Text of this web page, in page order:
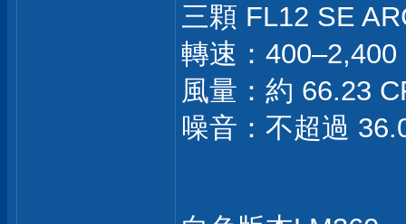
三顆 FL12 SE
轉速：400–2,400
風量：約 66.23
噪音：不超過